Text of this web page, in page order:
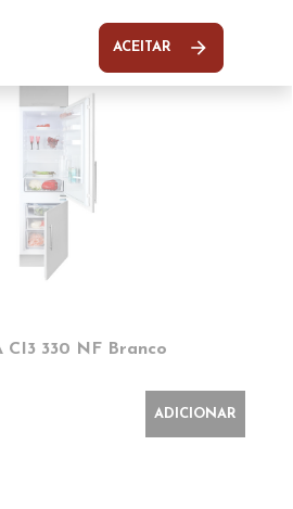
CI3 330 NF Branco
ADICIONAR
ACEITAR arrow_forward